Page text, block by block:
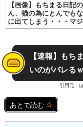
【画像】もちまる日記
ん、猫の為にとんでも
に出てしまう・・・マ
【速報】もち
いのがバレる
引用元：
あとで読む